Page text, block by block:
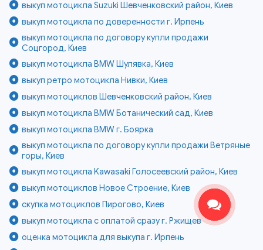
выкуп мотоцикла Suzuki Шевченковский район, Киев
выкуп мотоцикла по доверенности г. Ирпень
выкуп мотоцикла по договору купли продажи
Соцгород, Киев
выкуп мотоцикла BMW Шулявка, Киев
выкуп ретро мотоцикла Нивки, Киев
выкуп мотоциклов Шевченковский район, Киев
выкуп мотоцикла BMW Ботанический сад, Киев
выкуп мотоцикла BMW г. Боярка
выкуп мотоцикла по договору купли продажи Ветряные
горы, Киев
выкуп мотоцикла Kawasaki Голосеевский район, Киев
выкуп мотоциклов Новое Строение, Киев
скупка мотоциклов Пирогово, Киев
выкуп мотоцикла с оплатой сразу г. Ржищев
оценка мотоцикла для выкупа г. Ирпень